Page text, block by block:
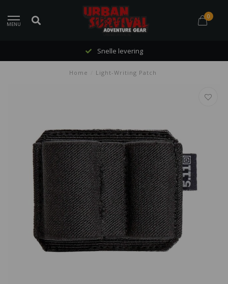
MENU
0
Snelle levering
Home Light-Writing Patch